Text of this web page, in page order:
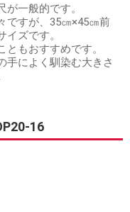
一般的です。
ですが、35㎝×45㎝前
ズです。
もおすすめです。
手によく馴染む大きさ
16